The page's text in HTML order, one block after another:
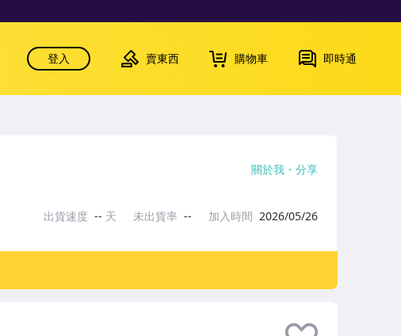
登入 賣東西 購物車 即時通
關於我 分享
出貨速度 -- 天 未出貨率 -- 加入時間 2026/05/26